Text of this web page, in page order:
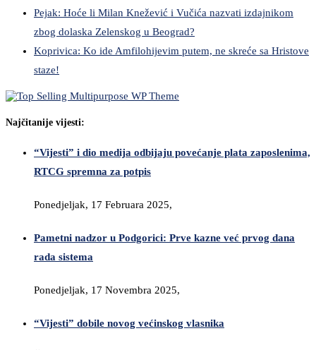
Pejak: Hoće li Milan Knežević i Vučića nazvati izdajnikom
zbog dolaska Zelenskog u Beograd?
Koprivica: Ko ide Amfilohijevim putem, ne skreće sa Hristove
staze!
Najčitanije vijesti:
“Vijesti” i dio medija odbijaju povećanje plata zaposlenima,
RTCG spremna za potpis
Ponedjeljak, 17 Februara 2025,
Pametni nadzor u Podgorici: Prve kazne već prvog dana
rada sistema
Ponedjeljak, 17 Novembra 2025,
“Vijesti” dobile novog većinskog vlasnika